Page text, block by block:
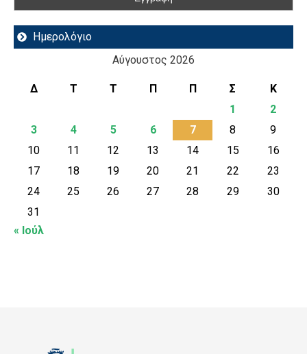
Ημερολόγιο
Αύγουστος 2026
Δ Τ Τ Π Π Σ
Κ
1
2
3
4 5 6 7 8
9
10
11 12 13 14 15
16
17
18 19 20 21 22
23
24
25 26 27 28 29
30
31
« Ιούλ